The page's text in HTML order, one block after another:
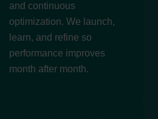
and continuous
optimization. We launch,
learn, and refine so
performance improves
month after month.